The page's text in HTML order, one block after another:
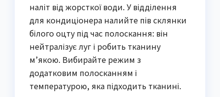
наліт від жорсткої води. У відділення
для кондиціонера налийте пів склянки
білого оцту під час полоскання: він
нейтралізує луг і робить тканину
м’якою. Вибирайте режим з
додатковим полосканням і
температурою, яка підходить тканині.